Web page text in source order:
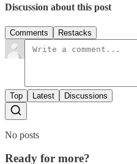
Discussion about this post
Comments Restacks
Top Latest Discussions
No posts
Ready for more?